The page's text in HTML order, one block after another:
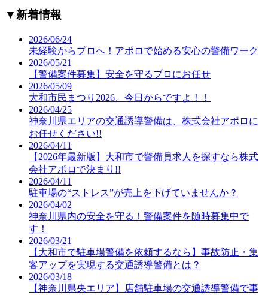
▼新着情報
2026/06/24
未経験からプロへ！アポロで始める安心の警備ワーク
2026/05/21
【警備案件募集】安全を守るプロにお任せ
2026/05/09
大和市民まつり2026、今日からですよ！！
2026/04/25
神奈川県エリアの交通誘導警備は、株式会社アポロに
お任せください!!
2026/04/11
【2026年最新版】大和市で警備員求人を探すなら株式
会社アポロで決まり!!
2026/04/11
駐車場の“ストレス”が売上を下げていませんか？
2026/04/02
神奈川県内の安全を守る！警備案件を随時募集中で
す！
2026/03/21
【大和市で駐車場警備を依頼するなら】事故防止・集
客アップを実現する交通誘導警備とは？
2026/03/18
【神奈川県央エリア】店舗駐車場の交通誘導警備で事